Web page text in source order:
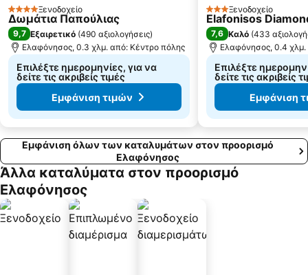
Κυπάρισσος
Παραδοσιακός Οικισμός Άγιου Γεωργίου
Σπήλαιο Καστανιάς
Οικία Γιάννη Ρίτσου
Παναγία Μυρτιδιώτισσα ή Κρητικιά
Παραδοσιακός οικισμός Λάγια
4 ΑστέριαΞενοδοχείο
Δωμάτια Παπούλιας
9,7 Εξαιρετικό (490 αξιολογήσεις)
Ελαφόνησος, 0.3 χλμ. από: Κέντρο πόλης
Επιλέξτε ημερομηνίες, για να
δείτε τις ακριβείς τιμές
Εμφάνιση τιμών
3 ΑστέριαΞενοδοχείο
Elafonisos
7,6 Καλό (433
Ελαφόνησος, 0.4
Επιλέξτε
δείτε τις ακριβείς
Εμφάνιση
Εμφάνιση όλων των καταλυμάτων στον προορισμό
Ελαφόνησος
Άλλα καταλύματα στον προορισμό
Ελαφόνησος